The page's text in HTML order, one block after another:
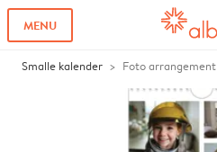
MENU
Smalle kalender Foto arrangement